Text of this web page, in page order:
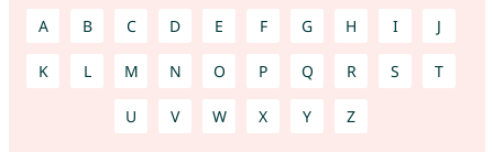
A B C D E F G H I J
K L M N O P Q R S T
U V W X Y Z